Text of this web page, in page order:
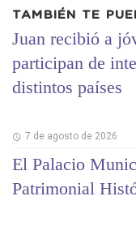
TAMBIÉN TE
Juan recibió a
participan de
distintos países
7 de agosto de 2026
El Palacio
Patrimonial